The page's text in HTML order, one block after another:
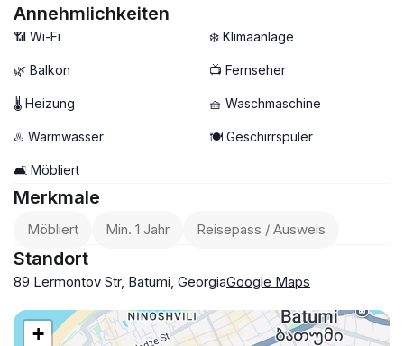
💢 Zentralheizung
💢 Klimaanlage
✔️ Backofen
✅ Balkon
💰 $450
🔰 3594
Annehmlichkeiten
📶 Wi-Fi ❄️ Klimaanlage
🌿 Balkon 📺 Fernseher
🌡 Heizung 🧺 Waschmaschine
♨️ Warmwasser 🍽️ Geschirrspüler
🛋️ Möbliert
Merkmale
Möbliert Min. 1 Jahr Reisepass / Ausweis
Standort
89 Lermontov Str, Batumi, GeorgiaGoogle Maps
+